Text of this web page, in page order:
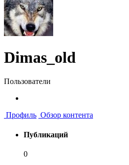
Dimas_old
Пользователи
Профиль Обзор контента
Публикаций
0